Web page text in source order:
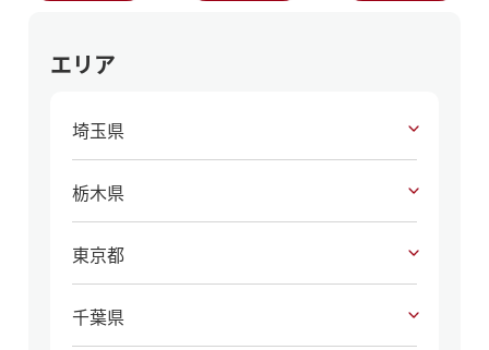
エリア
埼玉県
栃木県
東京都
千葉県